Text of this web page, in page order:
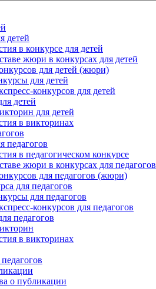
детей
в конкурсе для детей
жюри в конкурсах для детей
для детей (жюри)
для детей
конкурсов для детей
детей
для детей
в викторинах
педагогов
в педагогическом конкурсе
жюри в конкурсах для педагогов
для педагогов (жюри)
для педагогов
для педагогов
конкурсов для педагогов
педагогов
в викторинах
о публикации